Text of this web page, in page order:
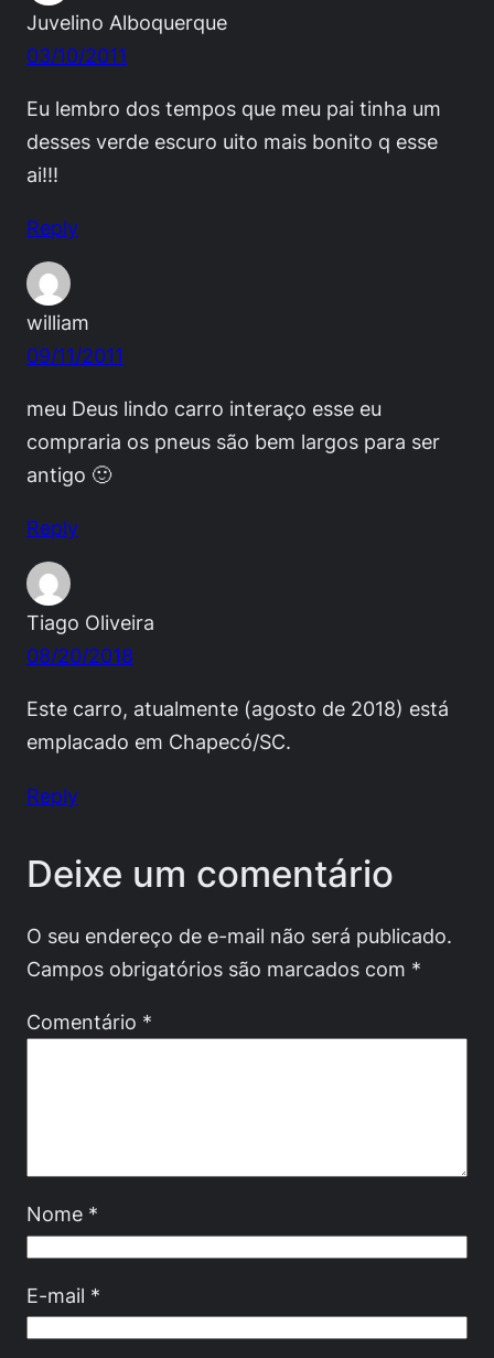
Juvelino Alboquerque
03/10/2011
Eu lembro dos tempos que meu pai tinha um
desses verde escuro uito mais bonito q esse
ai!!!
Reply
william
09/11/2011
meu Deus lindo carro interaço esse eu
compraria os pneus são bem largos para ser
antigo 🙂
Reply
Tiago Oliveira
08/20/2018
Este carro, atualmente (agosto de 2018) está
emplacado em Chapecó/SC.
Reply
Deixe um comentário
O seu endereço de e-mail não será publicado.
Campos obrigatórios são marcados com *
Comentário *
Nome *
E-mail *